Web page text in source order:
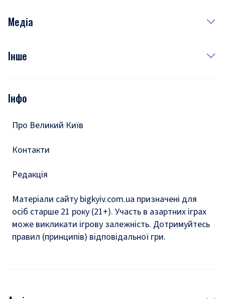
Рецепти
Медіа
Фото
Подкасти
Інше
Тести
Інфо
Про Великий Київ
Контакти
Редакція
Матеріали сайту bigkyiv.com.ua призначені для
осіб старше 21 року (21+). Участь в азартних іграх
може викликати ігрову залежність. Дотримуйтесь
правил (принципів) відповідальної гри.